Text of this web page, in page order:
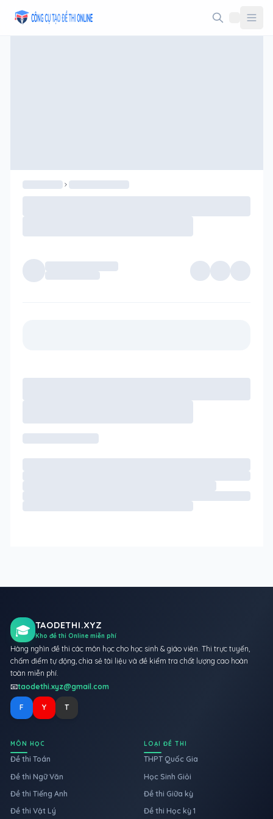
🎓 TAODETHI.XYZ
Kho đề thi Online miễn phí
Hàng nghìn đề thi các môn học cho học sinh & giáo viên. Thi trực tuyến,
chấm điểm tự động, chia sẻ tài liệu và đề kiểm tra chất lượng cao hoàn
toàn miễn phí.
📧taodethi.xyz@gmail.com
F Y T
MÔN HỌC
Đề thi Toán
Đề thi Ngữ Văn
Đề thi Tiếng Anh
Đề thi Vật Lý
LOẠI ĐỀ THI
THPT Quốc Gia
Học Sinh Giỏi
Đề thi Giữa kỳ
Đề thi Học kỳ 1